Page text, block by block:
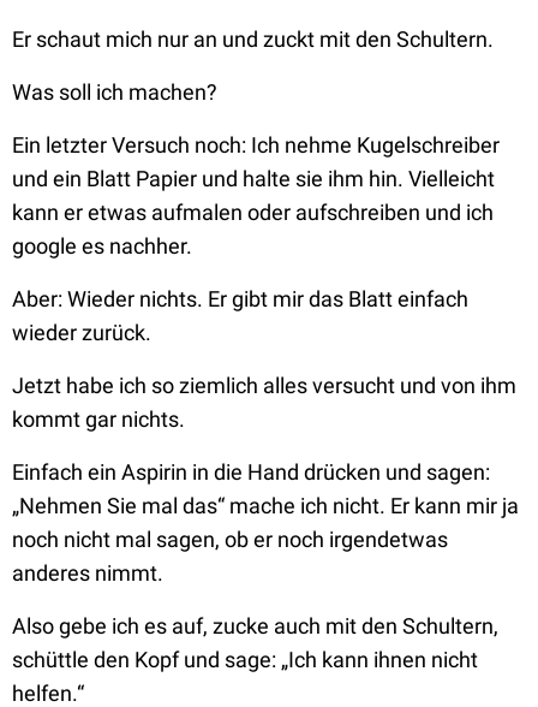
Er schaut mich nur an und zuckt mit den Schultern.
Was soll ich machen?
Ein letzter Versuch noch: Ich nehme Kugelschreiber
und ein Blatt Papier und halte sie ihm hin. Vielleicht
kann er etwas aufmalen oder aufschreiben und ich
google es nachher.
Aber: Wieder nichts. Er gibt mir das Blatt einfach
wieder zurück.
Jetzt habe ich so ziemlich alles versucht und von ihm
kommt gar nichts.
Einfach ein Aspirin in die Hand drücken und sagen:
„Nehmen Sie mal das“ mache ich nicht. Er kann mir ja
noch nicht mal sagen, ob er noch irgendetwas
anderes nimmt.
Also gebe ich es auf, zucke auch mit den Schultern,
schüttle den Kopf und sage: „Ich kann ihnen nicht
helfen.“